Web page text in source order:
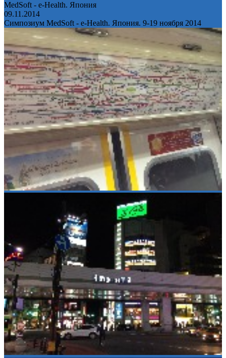
MedSoft - e-Health. Япония
09.11.2014
Симпозиум MedSoft - e-Health. Япония. 9-19 ноября 2014